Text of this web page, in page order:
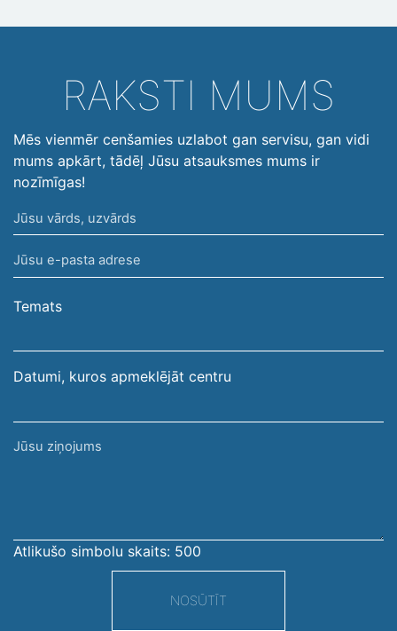
RAKSTI MUMS
Mēs vienmēr cenšamies uzlabot gan servisu, gan vidi
mums apkārt, tādēļ Jūsu atsauksmes mums ir
nozīmīgas!
Jūsu
vārds,
uzvārds
Jūsu
e-
pasta
Temats
Datumi, kuros apmeklējāt centru
Jūsu
Atlikušo simbolu skaits: 500
NOSŪTĪT